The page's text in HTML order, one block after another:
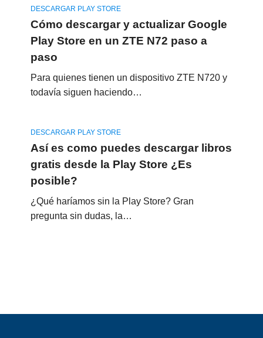
DESCARGAR PLAY STORE
Cómo descargar y actualizar Google
Play Store en un ZTE N72 paso a
paso
Para quienes tienen un dispositivo ZTE N720 y
todavía siguen haciendo…
DESCARGAR PLAY STORE
Así es como puedes descargar libros
gratis desde la Play Store ¿Es
posible?
¿Qué haríamos sin la Play Store? Gran
pregunta sin dudas, la…